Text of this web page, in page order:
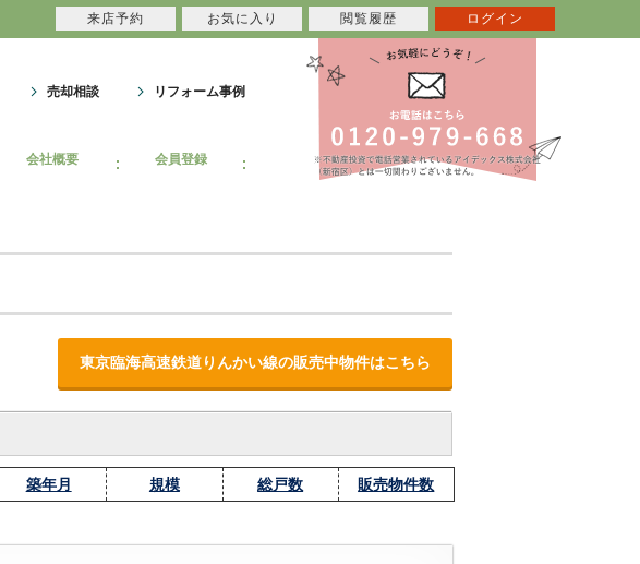
売却相談 リフォーム事例
会社概要 会員登録
東京臨海高速鉄道りんかい線の販売中物件はこちら
築年月 規模 総戸数 販売物件数
来店予約 お気に入り 閲覧履歴 ログイン